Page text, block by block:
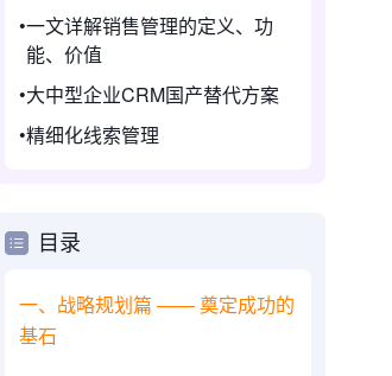
一文详解销售管理的定义、功
能、价值
大中型企业CRM国产替代方案
精细化线索管理
目录
一、战略规划篇 —— 奠定成功的
基石